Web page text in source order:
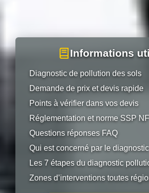
Informations
Diagnostic de pollution des sols
Demande de prix et devis rapide
Points à vérifier dans vos devis
Réglementation et norme SSP
Questions réponses FAQ
Qui est concerné par le
Les 7 étapes du diagnostic
Zones d’interventions toutes